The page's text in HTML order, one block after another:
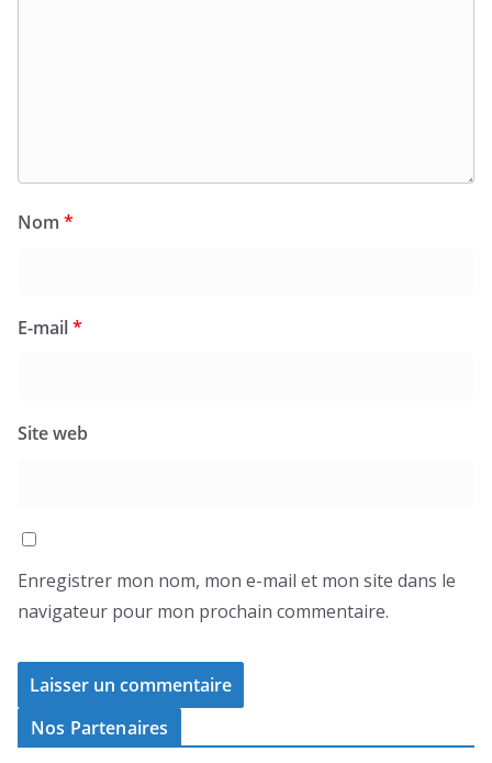
Nom *
E-mail*
Site web
Enregistrer mon nom, mon e-mail et mon site dans le
navigateur pour mon prochain commentaire.
Nos Partenaires